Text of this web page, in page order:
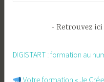
Retrouvez
DIGISTART : formation au
Votre formation « Je